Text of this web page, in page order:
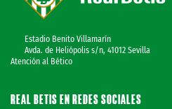
Estadio Benito Villamarín
Avda. de Heliópolis s/n, 41012 Sevilla
Atención al Bético
REAL BETIS EN REDES SOCIALES